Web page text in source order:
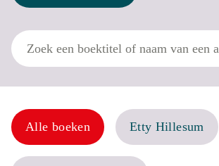
Zoek
Alle boeken Etty Hillesum